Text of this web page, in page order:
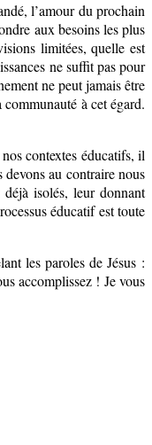
l’amour du prochain
aux besoins les plus
limitées, quelle est
ne suffit pas pour
ne peut jamais être
à cet égard.
contextes éducatifs, il
devons au contraire nous
déjà isolés, leur donnant
éducatif est toute
les paroles de Jésus :
accomplissez ! Je vous